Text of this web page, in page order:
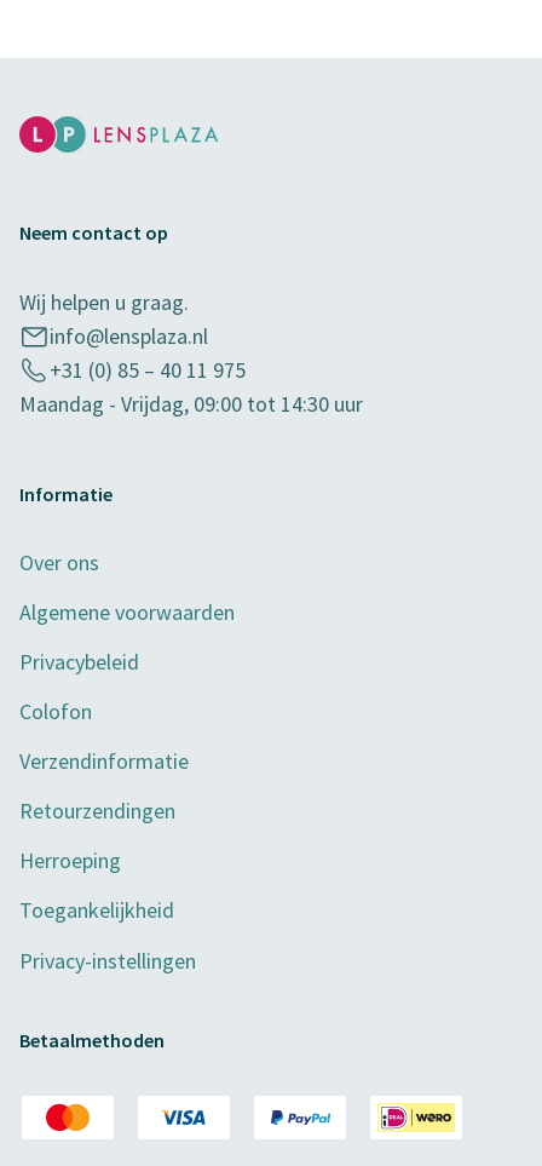
Neem contact op
Wij helpen u graag.
info@lensplaza.nl
+31 (0) 85 – 40 11 975
Maandag - Vrijdag, 09:00 tot 14:30 uur
Informatie
Over ons
Algemene voorwaarden
Privacybeleid
Colofon
Verzendinformatie
Retourzendingen
Herroeping
Toegankelijkheid
Privacy-instellingen
Betaalmethoden